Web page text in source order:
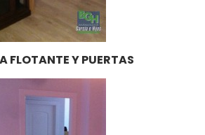
FLOTANTE Y PUERTAS